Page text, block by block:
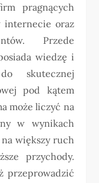
pragnących
internecie oraz
Przede
wiedzę i
skutecznej
pod kątem
może liczyć na
w wynikach
większy ruch
przychody.
przeprowadzić